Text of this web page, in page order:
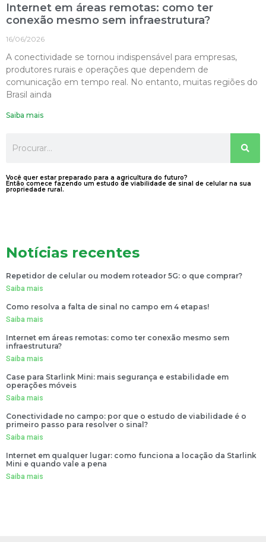
Internet em áreas remotas: como ter
conexão mesmo sem infraestrutura?
16/06/2026
A conectividade se tornou indispensável para empresas,
produtores rurais e operações que dependem de
comunicação em tempo real. No entanto, muitas regiões do
Brasil ainda
Saiba mais
Você quer estar preparado para a agricultura do futuro?
Então comece fazendo um estudo de viabilidade de sinal de celular na sua
propriedade rural.
Notícias recentes
Repetidor de celular ou modem roteador 5G: o que comprar?
Saiba mais
Como resolva a falta de sinal no campo em 4 etapas!
Saiba mais
Internet em áreas remotas: como ter conexão mesmo sem
infraestrutura?
Saiba mais
Case para Starlink Mini: mais segurança e estabilidade em
operações móveis
Saiba mais
Conectividade no campo: por que o estudo de viabilidade é o
primeiro passo para resolver o sinal?
Saiba mais
Internet em qualquer lugar: como funciona a locação da Starlink
Mini e quando vale a pena
Saiba mais